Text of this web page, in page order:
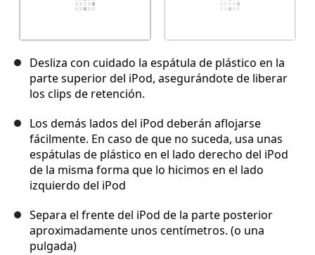
Desliza con cuidado la espátula de plástico en la
parte superior del iPod, asegurándote de liberar
los clips de retención.
Los demás lados del iPod deberán aflojarse
fácilmente. En caso de que no suceda, usa unas
espátulas de plástico en el lado derecho del iPod
de la misma forma que lo hicimos en el lado
izquierdo del iPod
Separa el frente del iPod de la parte posterior
aproximadamente unos centímetros. (o una
pulgada)